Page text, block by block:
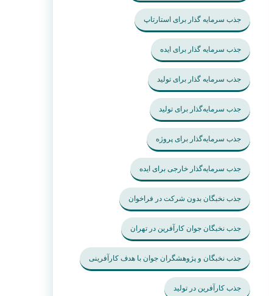
جذب سرمایه گذار برای استارتاپ
جذب سرمایه گذار برای ایده
جذب سرمایه گذار برای تولید
جذب سرمایه‌گذار برای تولید
جذب سرمایه‌گذار برای پروژه
جذب سرمایه‌گذار خارجی برای ایده
جذب نخبگان بدون شرکت در فراخوان
جذب نخبگان جوان کارآفرین در تهران
جذب نخبگان و پژوهشگران جوان با هدف کارآفرینی
جذب کارآفرین در تولید